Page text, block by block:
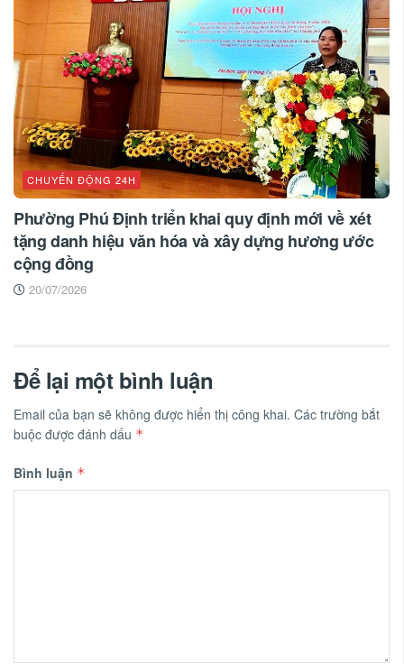
CHUYỂN ĐỘNG 24H
Phường Phú Định triển khai quy định mới về xét
tặng danh hiệu văn hóa và xây dựng hương ước
cộng đồng
20/07/2026
Để lại một bình luận
Email của bạn sẽ không được hiển thị công khai. Các trường bắt
buộc được đánh dấu *
Bình luận *